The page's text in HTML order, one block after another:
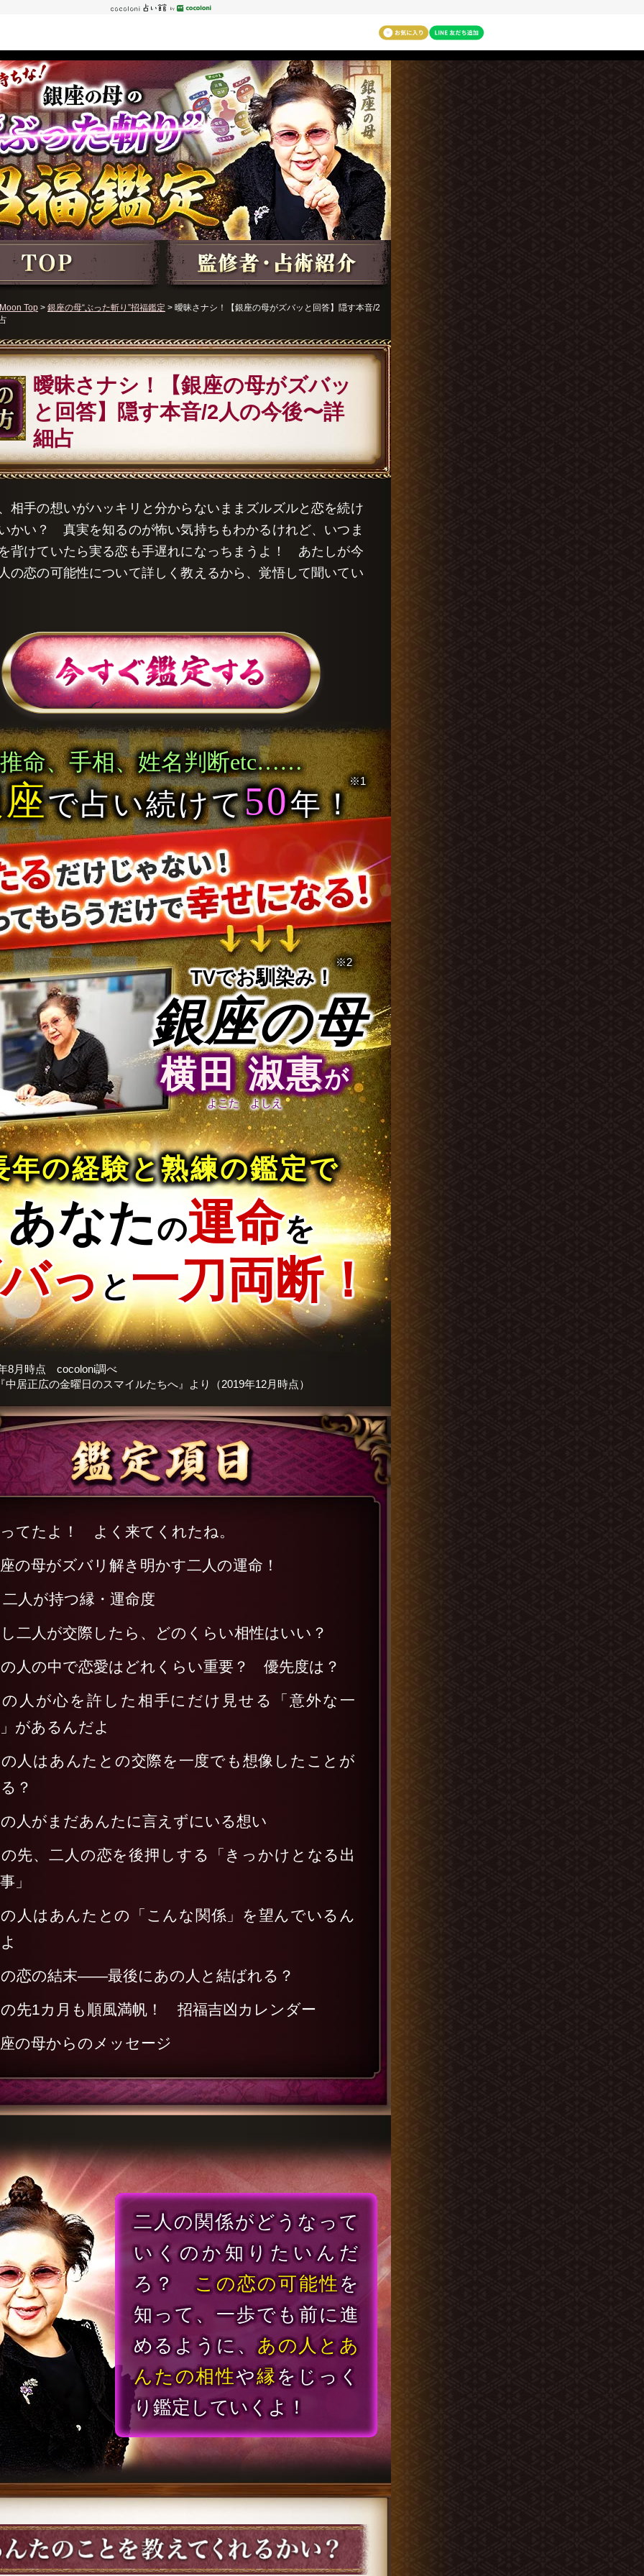
Top > 銀座の母“ぶった斬り”招福鑑定 > 曖昧さナシ！【銀座の母がズバッと回答】隠す本音/2
曖昧さナシ！【銀座の母がズバッ
と回答】隠す本音/2人の今後〜詳
細占
相手の想いがハッキリと分からないままズルズルと恋を続け
かい？ 真実を知るのが怖い気持ちもわかるけれど、いつま
背けていたら実る恋も手遅れになっちまうよ！ あたしが今
の恋の可能性について詳しく教えるから、覚悟して聞いてい
命、手相、姓名判断etc……
で占い続けて50年！
TVでお馴染み！
銀座の母
横田 淑惠が
よこた よしえ
年の経験と熟練の鑑定で
あなたの運命を
っと一刀両断！
※1
月時点 cocoloni調べ
※2
居正広の金曜日のスマイルたちへ』より（2019年12月時点）
てたよ！ よく来てくれたね。
の母がズバリ解き明かす二人の運命！
二人が持つ縁・運命度
二人が交際したら、どのくらい相性はいい？
人の中で恋愛はどれくらい重要？ 優先度は？
人が心を許した相手にだけ見せる「意外な一
があるんだよ
人はあんたとの交際を一度でも想像したことが
？
人がまだあんたに言えずにいる想い
先、二人の恋を後押しする「きっかけとなる出
」
人はあんたとの「こんな関係」を望んでいるん
恋の結末――最後にあの人と結ばれる？
先1カ月も順風満帆！ 招福吉凶カレンダー
の母からのメッセージ
二人の関係がどうなって
いくのか知りたいんだ
ろ？この恋の可能性を
知って、一歩でも前に進
めるように、あの人とあ
んたの相性や縁をじっく
り鑑定していくよ！